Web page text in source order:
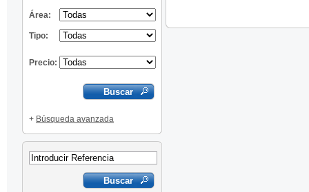
Área:
Tipo:
Precio:
+ Búsqueda avanzada